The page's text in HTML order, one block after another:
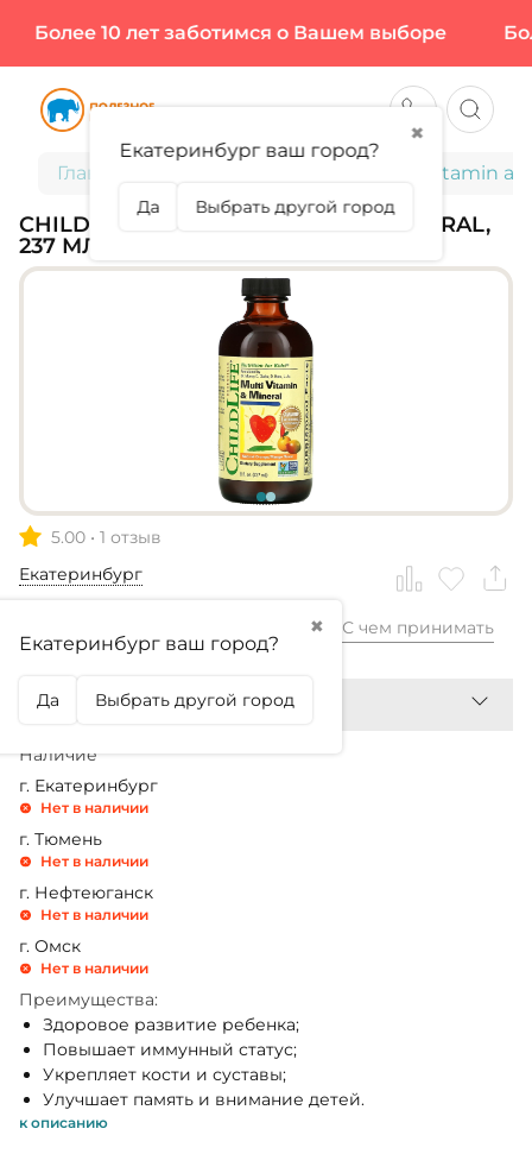
Более 10 лет заботимся о Вашем выборе
Главная ChildLife, Multi Vitamin
CHILDLIFE, MULTI VITAMIN AND MINERAL,
237 МЛ (47 ПОРЦИЙ)
5.00 • 1 отзыв
Екатеринбург
✖
Екатеринбург ваш город?
Да Выбрать другой город
3 099,99₽ С чем принимать
Наличие
г. Екатеринбург
Нет в наличии
г. Тюмень
Нет в наличии
г. Нефтеюганск
Нет в наличии
г. Омск
Нет в наличии
Преимущества:
Здоровое развитие ребенка;
Повышает иммунный статус;
Укрепляет кости и суставы;
Улучшает память и внимание детей.
к описанию
✖
Екатеринбург ваш город?
Да Выбрать другой город